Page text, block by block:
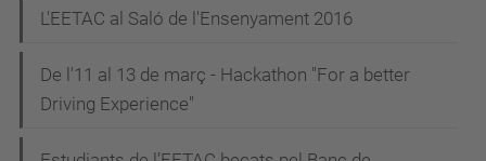
L'EETAC al Saló de l'Ensenyament 2016
De l'11 al 13 de març - Hackathon "For a better
Driving Experience"